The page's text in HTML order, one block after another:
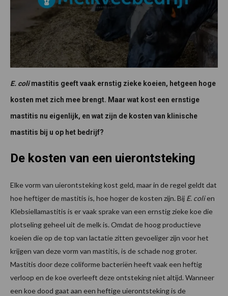
E. colimastitis geeft vaak ernstig zieke koeien, hetgeen hoge
kosten met zich mee brengt. Maar wat kost een ernstige
mastitis nu eigenlijk, en wat zijn de kosten van klinische
mastitis bij u op het bedrijf?
De kosten van een uierontsteking
Elke vorm van uierontsteking kost geld, maar in de regel geldt dat
hoe heftiger de mastitis is, hoe hoger de kosten zijn. Bij E. colien
Klebsiellamastitis is er vaak sprake van een ernstig zieke koe die
plotseling geheel uit de melk is. Omdat de hoog productieve
koeien die op de top van lactatie zitten gevoeliger zijn voor het
krijgen van deze vorm van mastitis, is de schade nog groter.
Mastitis door deze coliforme bacteriën heeft vaak een heftig
verloop en de koe overleeft deze ontsteking niet altijd. Wanneer
een koe dood gaat aan een heftige uierontsteking is de